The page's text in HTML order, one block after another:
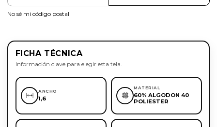
No sé mi código postal
FICHA TÉCNICA
Información clave para elegir esta tela.
ANCHO
1,6
MATERIAL
60% ALGODON 40
POLIESTER